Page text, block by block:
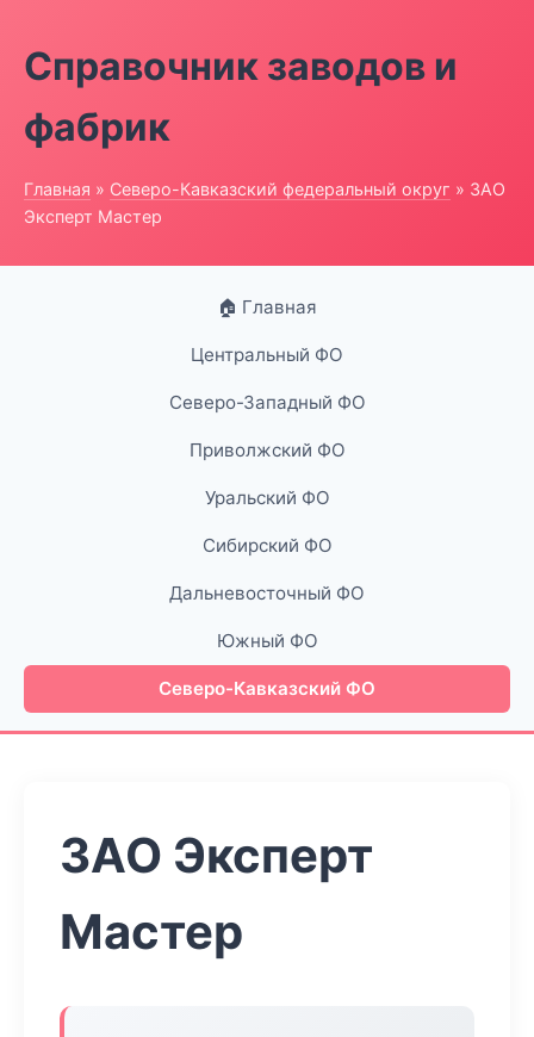
Справочник заводов и
фабрик
Главная » Северо-Кавказский федеральный округ » ЗАО
Эксперт Мастер
🏠 Главная
Центральный ФО
Северо-Западный ФО
Приволжский ФО
Уральский ФО
Сибирский ФО
Дальневосточный ФО
Южный ФО
Северо-Кавказский ФО
ЗАО Эксперт
Мастер